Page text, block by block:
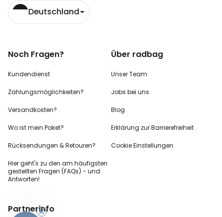
Deutschland
Noch Fragen?
Kundendienst
Zahlungsmöglichkeiten?
Versandkosten?
Wo ist mein Paket?
Rücksendungen & Retouren?
Hier geht's zu den am häufigsten
gestellten Fragen (FAQs) - und
Antworten!
Über radbag
Unser Team
Jobs bei uns
Blog
Erklärung zur Barrierefreiheit
Cookie Einstellungen
Partnerinfo